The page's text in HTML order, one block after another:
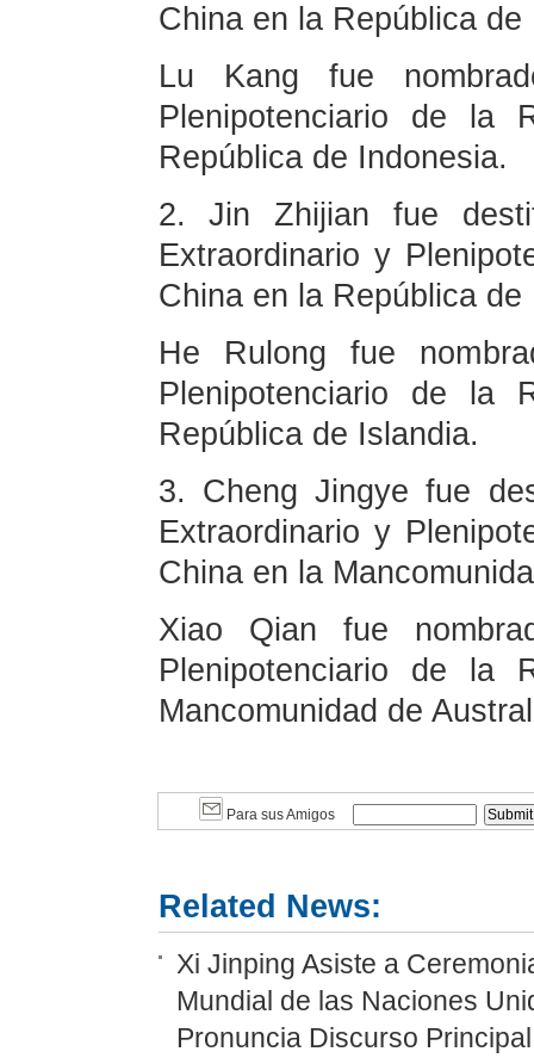
China en la República de
Lu Kang fue
Plenipotenciario de la
República de Indonesia.
2. Jin Zhijian fue
Extraordinario y
China en la República de
He Rulong fue
Plenipotenciario de la
República de Islandia.
3. Cheng Jingye fue
Extraordinario y
China en la
Xiao Qian fue
Plenipotenciario de la
Mancomunidad de
Para sus Amigos
Related News:
Xi Jinping Asiste a
Mundial de las Naciones
Pronuncia Discurso Principal